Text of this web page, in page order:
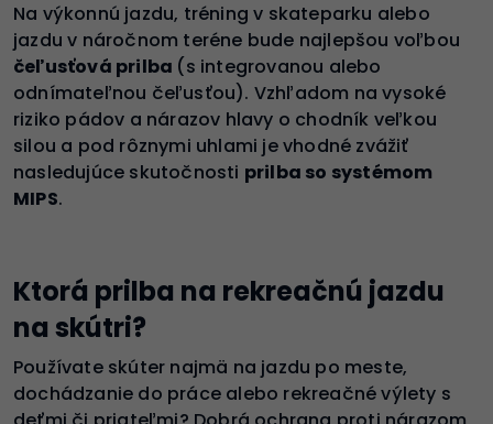
Na výkonnú jazdu, tréning v skateparku alebo
jazdu v náročnom teréne bude najlepšou voľbou
čeľusťová prilba (s integrovanou alebo
odnímateľnou čeľusťou). Vzhľadom na vysoké
riziko pádov a nárazov hlavy o chodník veľkou
silou a pod rôznymi uhlami je vhodné zvážiť
nasledujúce skutočnosti prilba so systémom
MIPS.
Ktorá prilba na rekreačnú jazdu
na skútri?
Používate skúter najmä na jazdu po meste,
dochádzanie do práce alebo rekreačné výlety s